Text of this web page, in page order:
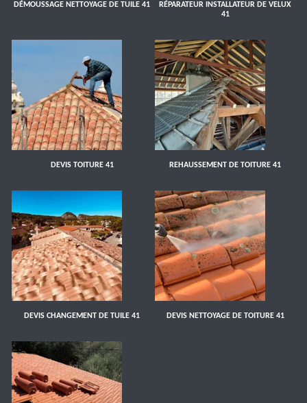
DÉMOUSSAGE NETTOYAGE DE TUILE 41
RÉPARATEUR INSTALLATEUR DE VELUX
41
DEVIS TOITURE 41 REHAUSSEMENT DE TOITURE 41
DEVIS CHANGEMENT DE TUILE 41 DEVIS NETTOYAGE DE TOITURE 41